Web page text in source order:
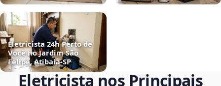
Eletricista 24h Perto de
Você no Jardim São
Felipe, Atibaia‑SP
Eletricista nos Principais